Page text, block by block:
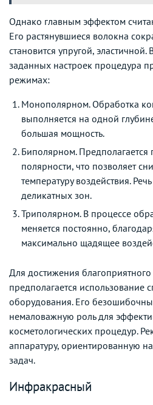
Однако главным эффектом
Его растянувшиеся волокна
становится упругой, эластичной.
заданных настроек процедура
режимах:
Монополярном. Обработка
выполняется на одной
большая мощность.
Биполярном.
полярности, что позволяет
температуру воздействия.
деликатных зон.
Триполярном. В процессе
меняется постоянно,
максимально щадящее
Для достижения благоприятного
предполагается использование
оборудования. Его
немаловажную роль для
косметологических процедур.
аппаратуру, ориентированную
задач.
Инфракрасный